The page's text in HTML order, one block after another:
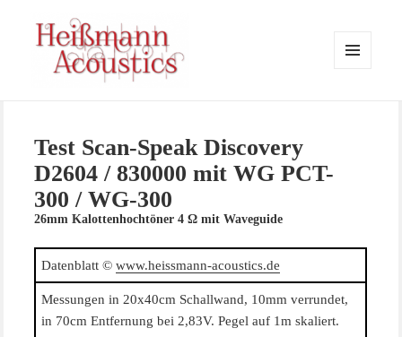
Test Scan-Speak Discovery
D2604 / 830000 mit WG PCT-
300 / WG-300
26mm Kalottenhochtöner 4 Ω mit Waveguide
Datenblatt ©www.heissmann-acoustics.de
Messungen in 20x40cm Schallwand, 10mm verrundet,
in 70cm Entfernung bei 2,83V. Pegel auf 1m skaliert.